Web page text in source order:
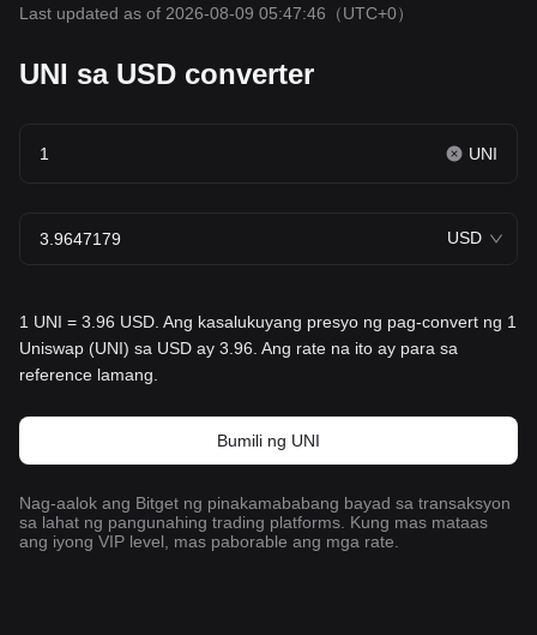
Last updated as of 2026-08-09 05:47:46 （UTC+0）
UNI sa USD converter
UNI
USD
1 UNI = 3.96 USD. Ang kasalukuyang presyo ng pag-convert ng 1
Uniswap (UNI) sa USD ay 3.96. Ang rate na ito ay para sa
reference lamang.
Bumili ng UNI
Nag-aalok ang Bitget ng pinakamababang bayad sa transaksyon
sa lahat ng pangunahing trading platforms. Kung mas mataas
ang iyong VIP level, mas paborable ang mga rate.